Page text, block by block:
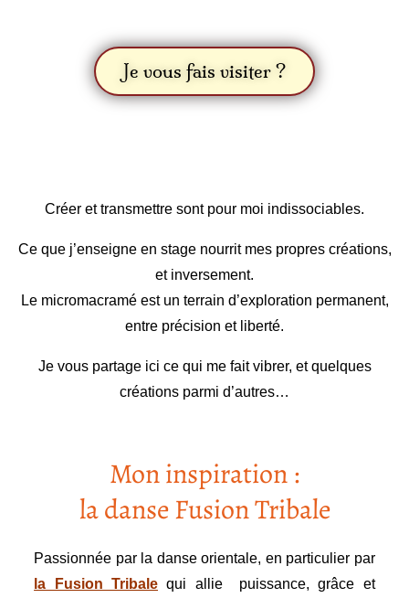
Je vous fais visiter ?
Créer et transmettre sont pour moi indissociables.
Ce que j’enseigne en stage nourrit mes propres créations,
et inversement.
Le micromacramé est un terrain d’exploration permanent,
entre précision et liberté.
Je vous partage ici ce qui me fait vibrer, et quelques
créations parmi d’autres…
Mon inspiration :
la danse Fusion Tribale
Passionnée par la danse orientale, en particulier par
la Fusion Tribalequi allie puissance, grâce et